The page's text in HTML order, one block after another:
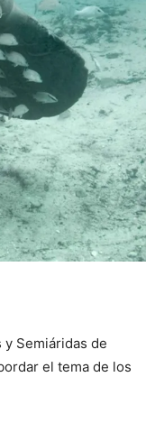
y Semiáridas de
el tema de los